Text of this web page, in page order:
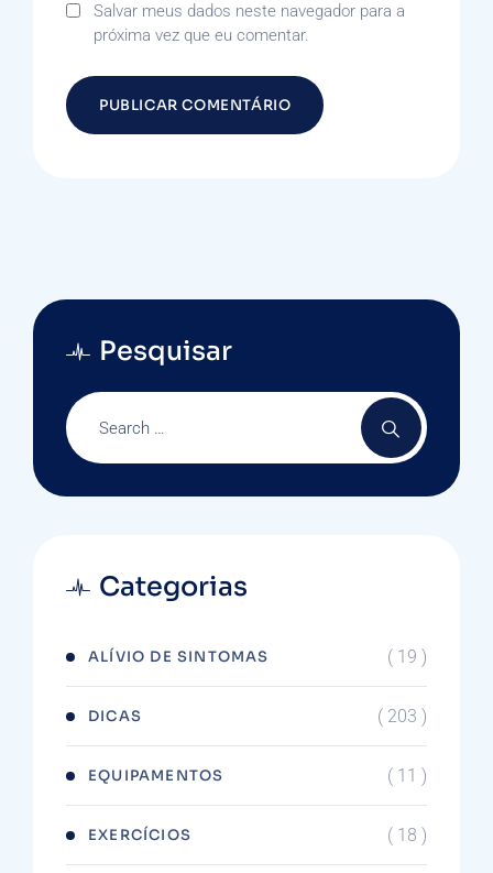
Salvar meus dados neste navegador para a
próxima vez que eu comentar.
Pesquisar
Categorias
ALÍVIO DE SINTOMAS ( 19 )
DICAS ( 203 )
EQUIPAMENTOS ( 11 )
EXERCÍCIOS ( 18 )